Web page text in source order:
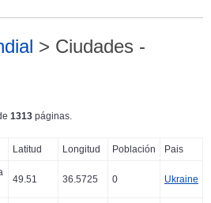
> Ciudades -
1313 páginas.
Latitud Longitud Población Pais
49.51 36.5725 0 Ukraine